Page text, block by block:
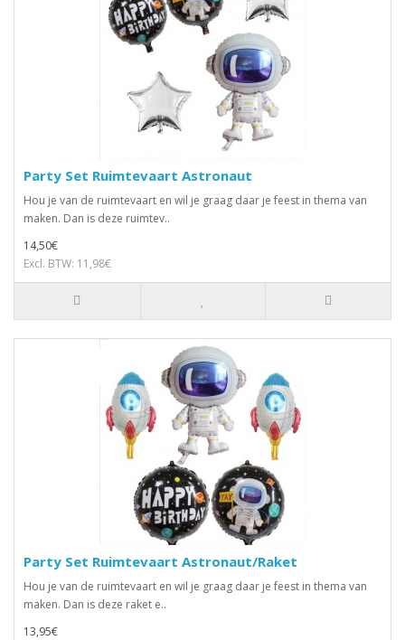
Party Set Ruimtevaart Astronaut
Hou je van de ruimtevaart en wil je graag daar je feest in thema van
maken. Dan is deze ruimtev..
14,50€
Excl. BTW: 11,98€
Party Set Ruimtevaart Astronaut/Raket
Hou je van de ruimtevaart en wil je graag daar je feest in thema van
maken. Dan is deze raket e..
13,95€